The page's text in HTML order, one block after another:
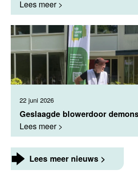
Lees meer >
Geslaagde blowerdoor
22 juni 2026
Lees meer >
Lees meer nieuws >